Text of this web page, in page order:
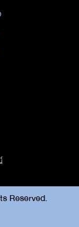
Reserved.